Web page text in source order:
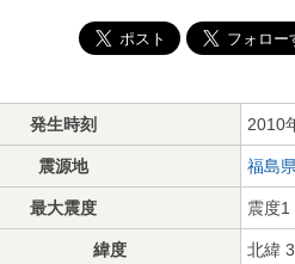
発生時刻 2010
震源地 福島
最大震度 震度1
緯度 北緯